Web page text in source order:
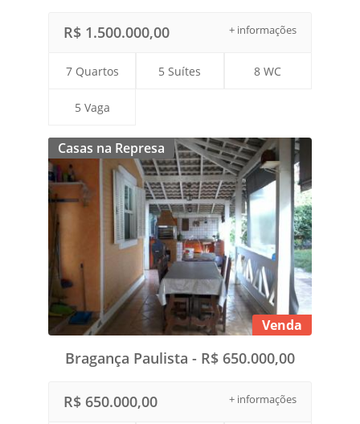
+ informações
R$ 1.500.000,00
7 Quartos 5 Suítes 8 WC
5 Vaga
Casas na Represa
Venda
Bragança Paulista - R$ 650.000,00
+ informações
R$ 650.000,00